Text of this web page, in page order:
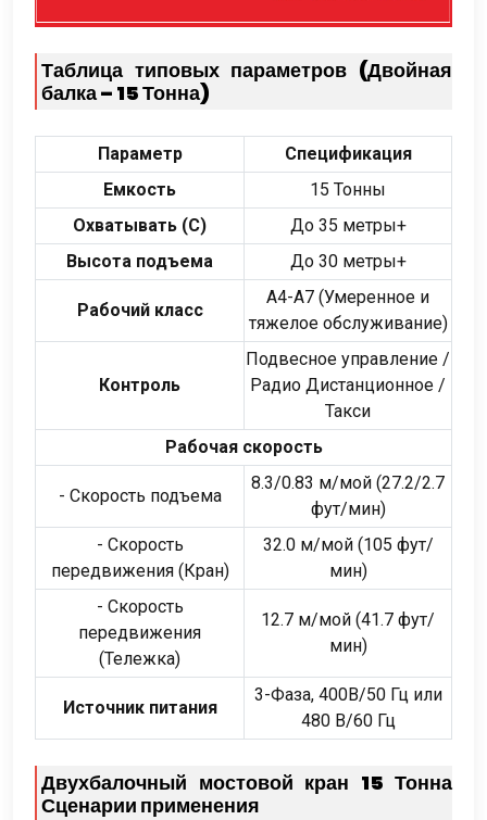
Таблица типовых параметров (Двойная
балка – 15 Тонна)
Параметр
Спецификация
Емкость
15 Тонны
Охватывать (С)
До 35 метры+
Высота подъема
До 30 метры+
Рабочий класс
А4-А7 (Умеренное и
тяжелое обслуживание)
Контроль
Подвесное управление /
Радио Дистанционное /
Такси
Рабочая скорость
- Скорость подъема
8.3/0.83 м/мой (27.2/2.7
фут/мин)
- Скорость
передвижения (Кран)
32.0 м/мой (105 фут/
мин)
- Скорость
передвижения
(Тележка)
12.7 м/мой (41.7 фут/
мин)
Источник питания
3-Фаза, 400В/50 Гц или
480 В/60 Гц
Двухбалочный мостовой кран 15 Тонна
Сценарии применения